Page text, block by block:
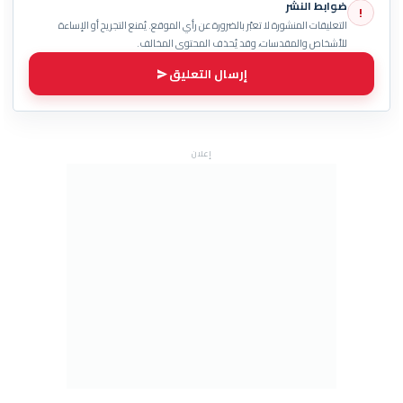
! ضوابط النشر
التعليقات المنشورة لا تعبّر بالضرورة عن رأي الموقع. يُمنع التجريح أو الإساءة
للأشخاص والمقدسات، وقد يُحذف المحتوى المخالف.
إرسال التعليق
إعلان